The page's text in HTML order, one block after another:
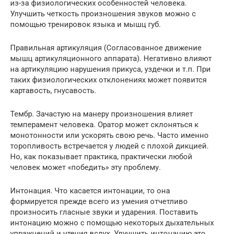
из-за физиологических особенностей человека.
Улучшить четкость произношения звуков можно с
помощью тренировок языка и мышц губ.
Правильная артикуляция (Согласованное движение
мышц артикуляционного аппарата). Негативно влияют
на артикуляцию нарушения прикуса, уздечки и т.п. При
таких физиологических отклонениях может появится
картавость, гнусавость.
Тембр. Зачастую на манеру произношения влияет
темперамент человека. Оратор может склоняться к
монотонности или ускорять свою речь. Часто именно
торопливость встречается у людей с плохой дикцией.
Но, как показывает практика, практически любой
человек может «победить» эту проблему.
Интонация. Что касается интонации, то она
формируется прежде всего из умения отчетливо
произносить гласные звуки и ударения. Поставить
интонацию можно с помощью некоторых дыхательных